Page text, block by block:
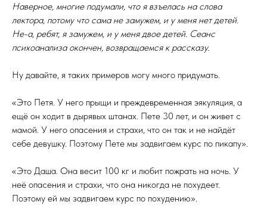
Наверное, многие подумали, что я взъелась на слова
лектора, потому что сама не замужем, и у меня нет детей.
Не-а, ребят, я замужем, и у меня двое детей. Сеанс
психоанализа окончен, возвращаемся к рассказу.
Ну давайте, я таких примеров могу много придумать.
«Это Петя. У него прыщи и преждевременная эякуляция, а
ещё он ходит в дырявых штанах. Пете 30 лет, и он живет с
мамой. У него опасения и страхи, что он так и не найдёт
себе девушку. Поэтому Пете мы задвигаем курс по пикапу».
«Это Даша. Она весит 100 кг и любит пожрать на ночь. У
неё опасения и страхи, что она никогда не похудеет.
Поэтому ей мы задвигаем курс по похудению».